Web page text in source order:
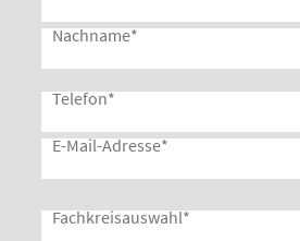
Nachname*
Telefon*
E-Mail-Adresse*
Bitte lasse dieses Feld leer.
Fachkreisauswahl*